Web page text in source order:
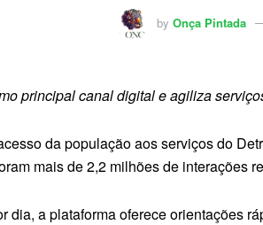
by Onça Pintada
principal canal digital e agiliza
da população aos serviços do
mais de 2,2 milhões de interações
dia, a plataforma oferece orientações